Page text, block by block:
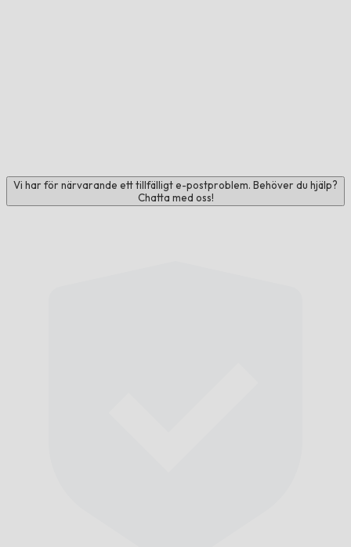
Vi har för närvarande ett tillfälligt e-postproblem. Behöver du hjälp?
Chatta med oss!